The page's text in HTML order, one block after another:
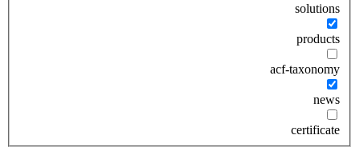
solutions
products
acf-taxonomy
news
certificate